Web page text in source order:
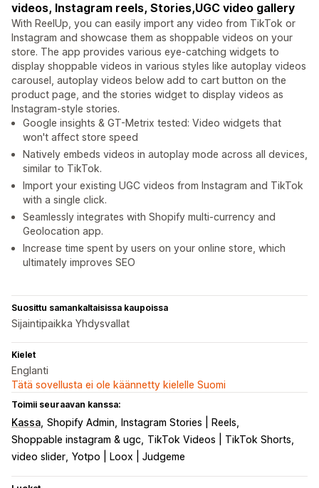
videos, Instagram reels, Stories,UGC video gallery
With ReelUp, you can easily import any video from TikTok or
Instagram and showcase them as shoppable videos on your
store. The app provides various eye-catching widgets to
display shoppable videos in various styles like autoplay videos
carousel, autoplay videos below add to cart button on the
product page, and the stories widget to display videos as
Instagram-style stories.
Google insights & GT-Metrix tested: Video widgets that
won't affect store speed
Natively embeds videos in autoplay mode across all devices,
similar to TikTok.
Import your existing UGC videos from Instagram and TikTok
with a single click.
Seamlessly integrates with Shopify multi-currency and
Geolocation app.
Increase time spent by users on your online store, which
ultimately improves SEO
Suosittu samankaltaisissa kaupoissa
Sijaintipaikka Yhdysvallat
Kielet
Englanti
Tätä sovellusta ei ole käännetty kielelle Suomi
Toimii seuraavan kanssa:
Kassa Shopify Admin
Instagram Stories | Reels
Shoppable instagram & ugc TikTok Videos | TikTok Shorts
video slider Yotpo | Loox | Judgeme